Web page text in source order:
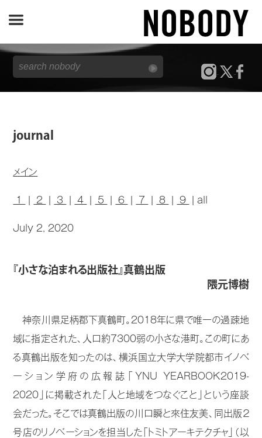
JOURNAL
SPECIAL
REPORT
journal
メイン
1 2 3 4 5 6 7 8 9 | all
July 2, 2020
『小さな泊まれる出版社』真鶴出版
隈元博樹
神奈川県足柄郡下真鶴町。2018年に県で唯一の過疎地
域に指定された、人口約7300弱の小さな港町。この町にあ
る真鶴出版を知ったのは、横浜国立大学大学院都市イノベ
ーション学府の広報誌「YNU YEARBOOK2019-
2020」に掲載された「人と地域をつなぐこと」という座談
会だった。そこでは真鶴出版の川口瞬と來住友美、同出版２
号店のリノベーションを担当した「トミトアーキテクチャ」（以